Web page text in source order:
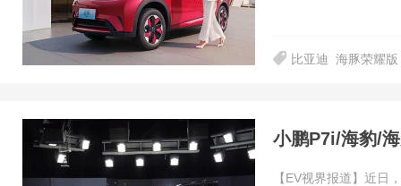
比亚迪 海豚荣耀版
小鹏P7i/海豹/
【EV视界报道】近日